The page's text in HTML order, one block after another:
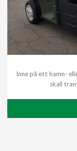
Inne på ett hamn-
skall